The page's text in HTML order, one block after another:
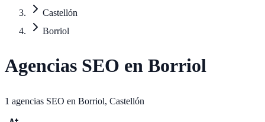
Castellón
Borriol
Agencias SEO en Borriol
1 agencias SEO en Borriol, Castellón